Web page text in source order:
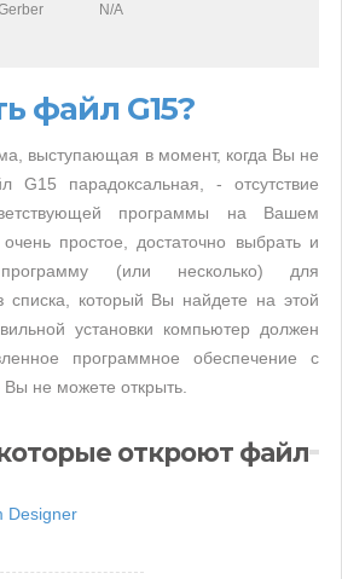
N/A
файл G15?
выступающая в момент, когда Вы не
G15 парадоксальная, - отсутствие
программы на Вашем
простое, достаточно выбрать и
(или несколько) для
списка, который Вы найдете на этой
установки компьютер должен
программное обеспечение с
не можете открыть.
откроют файл
Designer